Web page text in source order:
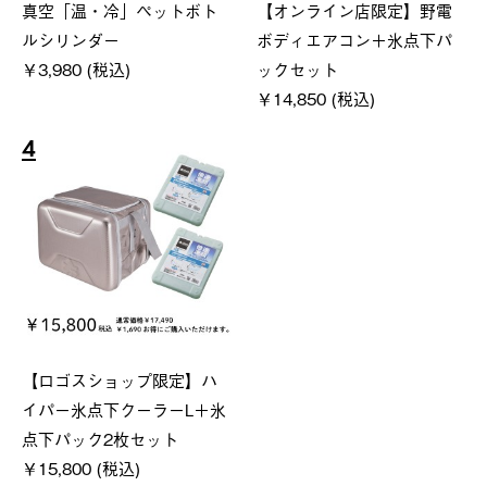
真空「温・冷」ペットボト
ルシリンダー
￥3,980 (税込)
【オンライン店限定】野電
ボディエアコン＋氷点下パ
ックセット
￥14,850 (税込)
4
【ロゴスショップ限定】ハ
イパー氷点下クーラーL＋氷
点下パック2枚セット
￥15,800 (税込)